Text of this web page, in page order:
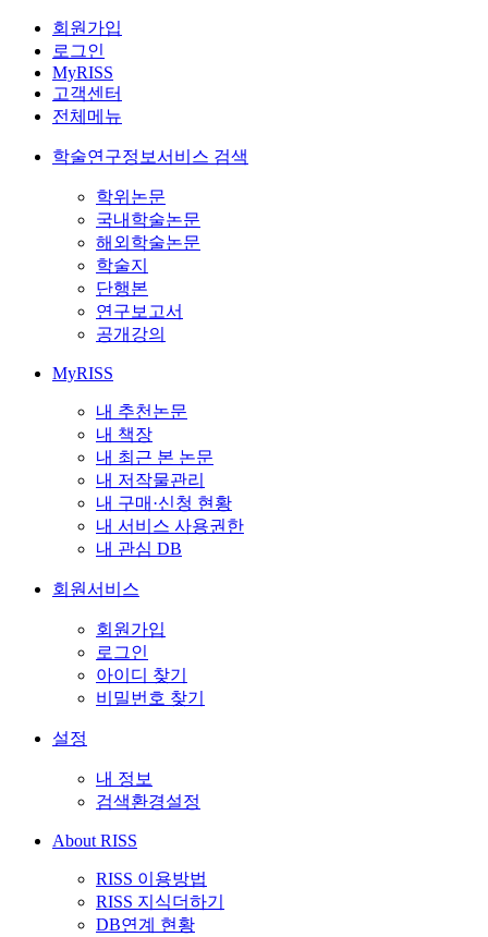
회원가입
로그인
MyRISS
고객센터
전체메뉴
학술연구정보서비스 검색
학위논문
국내학술논문
해외학술논문
학술지
단행본
연구보고서
공개강의
MyRISS
내 추천논문
내 책장
내 최근 본 논문
내 저작물관리
내 구매·신청 현황
내 서비스 사용권한
내 관심 DB
회원서비스
회원가입
로그인
아이디 찾기
비밀번호 찾기
설정
내 정보
검색환경설정
About RISS
RISS 이용방법
RISS 지식더하기
DB연계 현황